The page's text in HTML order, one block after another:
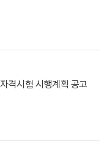
격시험 시행계획 공고